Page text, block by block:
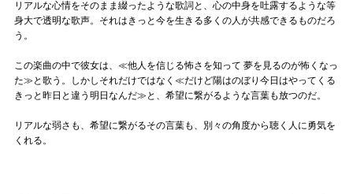
リアルな心情をそのまま綴ったような歌詞と、心の中身を吐露するような等
身大で透明な歌声。それはきっと今を生きる多くの人が共感できるものだろ
う。
この楽曲の中で彼女は、≪他人を信じる怖さを知って 夢を見るのが怖くなっ
た≫と歌う。しかしそれだけではなく≪だけど陽はのぼり今日はやってくる
きっと昨日と違う明日なんだ≫と、希望に繋がるような言葉も放つのだ。
リアルな弱さも、希望に繋がるその言葉も、別々の角度から聴く人に勇気を
くれる。